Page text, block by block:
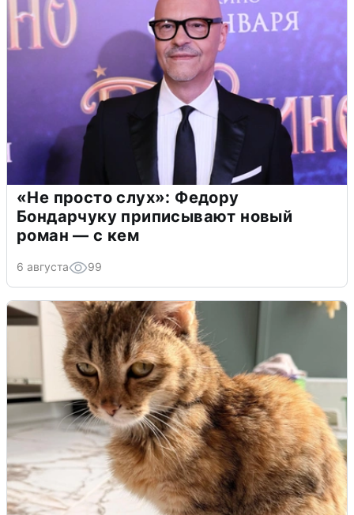
«Не просто слух»: Федору
Бондарчуку приписывают новый
роман — с кем
6 августа 99